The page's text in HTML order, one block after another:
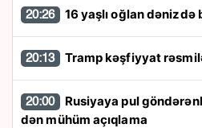
20:26 16 yaşlı oğlan dənizdə
20:13 Tramp kəşfiyyat
20:00
dən mühüm açıqlama